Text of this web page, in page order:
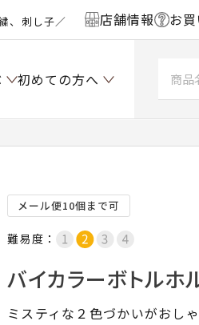
、刺し子／ 店舗情報 お
初めての方へ
メール便10個まで可
難易度：
バイカラーボトルホ
ミスティな２色づかいがおし